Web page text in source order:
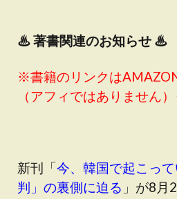
♨著書関連のお知らせ ♨
※書籍のリンクは
（アフィではありません
新刊「今、韓国で起こっ
判」の裏側に迫る 」が8月